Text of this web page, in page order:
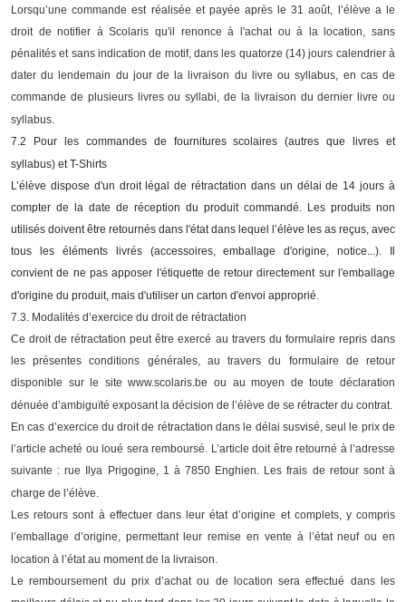
Lorsqu’une commande est réalisée et payée après le 31 août, l’élève a le
droit de notifier à Scolaris qu'il renonce à l'achat ou à la location, sans
pénalités et sans indication de motif, dans les quatorze (14) jours calendrier à
dater du lendemain du jour de la livraison du livre ou syllabus, en cas de
commande de plusieurs livres ou syllabi, de la livraison du dernier livre ou
syllabus.
7.2 Pour les commandes de fournitures scolaires (autres que livres et
syllabus) et T-Shirts
L’élève dispose d'un droit légal de rétractation dans un délai de 14 jours à
compter de la date de réception du produit commandé. Les produits non
utilisés doivent être retournés dans l'état dans lequel l’élève les as reçus, avec
tous les éléments livrés (accessoires, emballage d'origine, notice...). Il
convient de ne pas apposer l'étiquette de retour directement sur l'emballage
d'origine du produit, mais d'utiliser un carton d'envoi approprié.
7.3. Modalités d’exercice du droit de rétractation
Ce droit de rétractation peut être exercé au travers du formulaire repris dans
les présentes conditions générales, au travers du formulaire de retour
disponible sur le site www.scolaris.be ou au moyen de toute déclaration
dénuée d’ambiguïté exposant la décision de l’élève de se rétracter du contrat.
En cas d’exercice du droit de rétractation dans le délai susvisé, seul le prix de
l’article acheté ou loué sera remboursé. L’article doit être retourné à l’adresse
suivante : rue Ilya Prigogine, 1 à 7850 Enghien. Les frais de retour sont à
charge de l’élève.
Les retours sont à effectuer dans leur état d’origine et complets, y compris
l’emballage d’origine, permettant leur remise en vente à l’état neuf ou en
location à l’état au moment de la livraison.
Le remboursement du prix d’achat ou de location sera effectué dans les